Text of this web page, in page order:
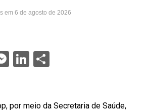
em 6 de agosto de 2026
Messenger
LinkedIn
Share
por meio da Secretaria de Saúde,